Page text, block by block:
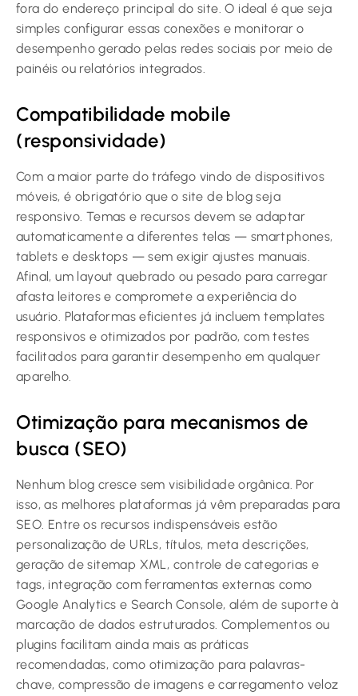
fora do endereço principal do site. O ideal é que seja
simples configurar essas conexões e monitorar o
desempenho gerado pelas redes sociais por meio de
painéis ou relatórios integrados.
Compatibilidade mobile
(responsividade)
Com a maior parte do tráfego vindo de dispositivos
móveis, é obrigatório que o site de blog seja
responsivo. Temas e recursos devem se adaptar
automaticamente a diferentes telas — smartphones,
tablets e desktops — sem exigir ajustes manuais.
Afinal, um layout quebrado ou pesado para carregar
afasta leitores e compromete a experiência do
usuário. Plataformas eficientes já incluem templates
responsivos e otimizados por padrão, com testes
facilitados para garantir desempenho em qualquer
aparelho.
Otimização para mecanismos de
busca (SEO)
Nenhum blog cresce sem visibilidade orgânica. Por
isso, as melhores plataformas já vêm preparadas para
SEO. Entre os recursos indispensáveis estão
personalização de URLs, títulos, meta descrições,
geração de sitemap XML, controle de categorias e
tags, integração com ferramentas externas como
Google Analytics e Search Console, além de suporte à
marcação de dados estruturados. Complementos ou
plugins facilitam ainda mais as práticas
recomendadas, como otimização para palavras-
chave, compressão de imagens e carregamento veloz